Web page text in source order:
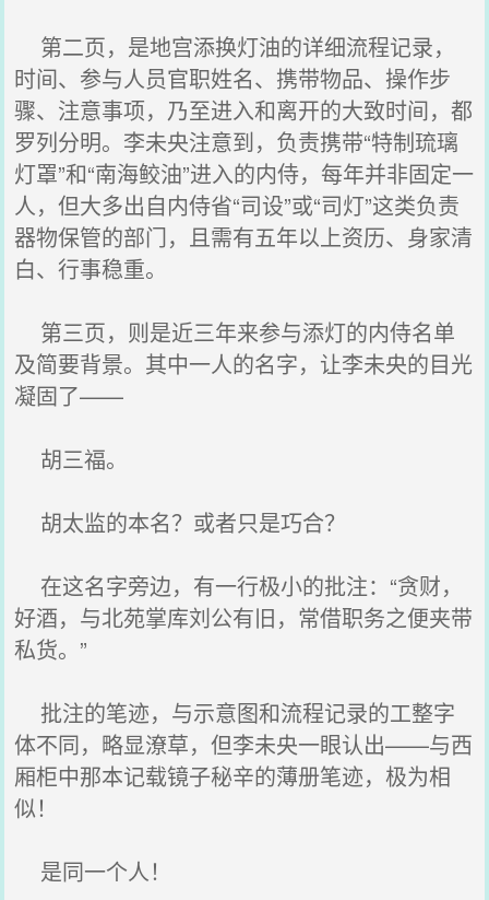
第二页，是地宫添换灯油的详细流程记录，
时间、参与人员官职姓名、携带物品、操作步
骤、注意事项，乃至进入和离开的大致时间，都
罗列分明。李未央注意到，负责携带“特制琉璃
灯罩”和“南海鲛油”进入的内侍，每年并非固定一
人，但大多出自内侍省“司设”或“司灯”这类负责
器物保管的部门，且需有五年以上资历、身家清
白、行事稳重。
第三页，则是近三年来参与添灯的内侍名单
及简要背景。其中一人的名字，让李未央的目光
凝固了——
胡三福。
胡太监的本名？或者只是巧合？
在这名字旁边，有一行极小的批注：“贪财，
好酒，与北苑掌库刘公有旧，常借职务之便夹带
私货。”
批注的笔迹，与示意图和流程记录的工整字
体不同，略显潦草，但李未央一眼认出——与西
厢柜中那本记载镜子秘辛的薄册笔迹，极为相
似！
是同一个人！